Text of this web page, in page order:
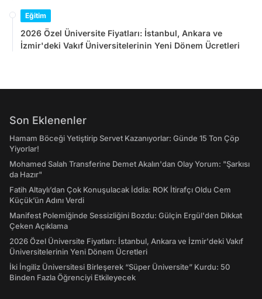
Eğitim
2026 Özel Üniversite Fiyatları: İstanbul, Ankara ve
İzmir'deki Vakıf Üniversitelerinin Yeni Dönem Ücretleri
Son Eklenenler
Hamam Böceği Yetiştirip Servet Kazanıyorlar: Günde 15 Ton Çöp
Yiyorlar!
Mohamed Salah Transferine Demet Akalın'dan Olay Yorum: "Şarkısı
da Hazır"
Fatih Altaylı’dan Çok Konuşulacak İddia: ROK İtirafçı Oldu Cem
Küçük’ün Adını Verdi
Manifest Polemiğinde Sessizliğini Bozdu: Gülçin Ergül'den Dikkat
Çeken Açıklama
2026 Özel Üniversite Fiyatları: İstanbul, Ankara ve İzmir'deki Vakıf
Üniversitelerinin Yeni Dönem Ücretleri
İki İngiliz Üniversitesi Birleşerek “Süper Üniversite” Kurdu: 50
Binden Fazla Öğrenciyi Etkileyecek